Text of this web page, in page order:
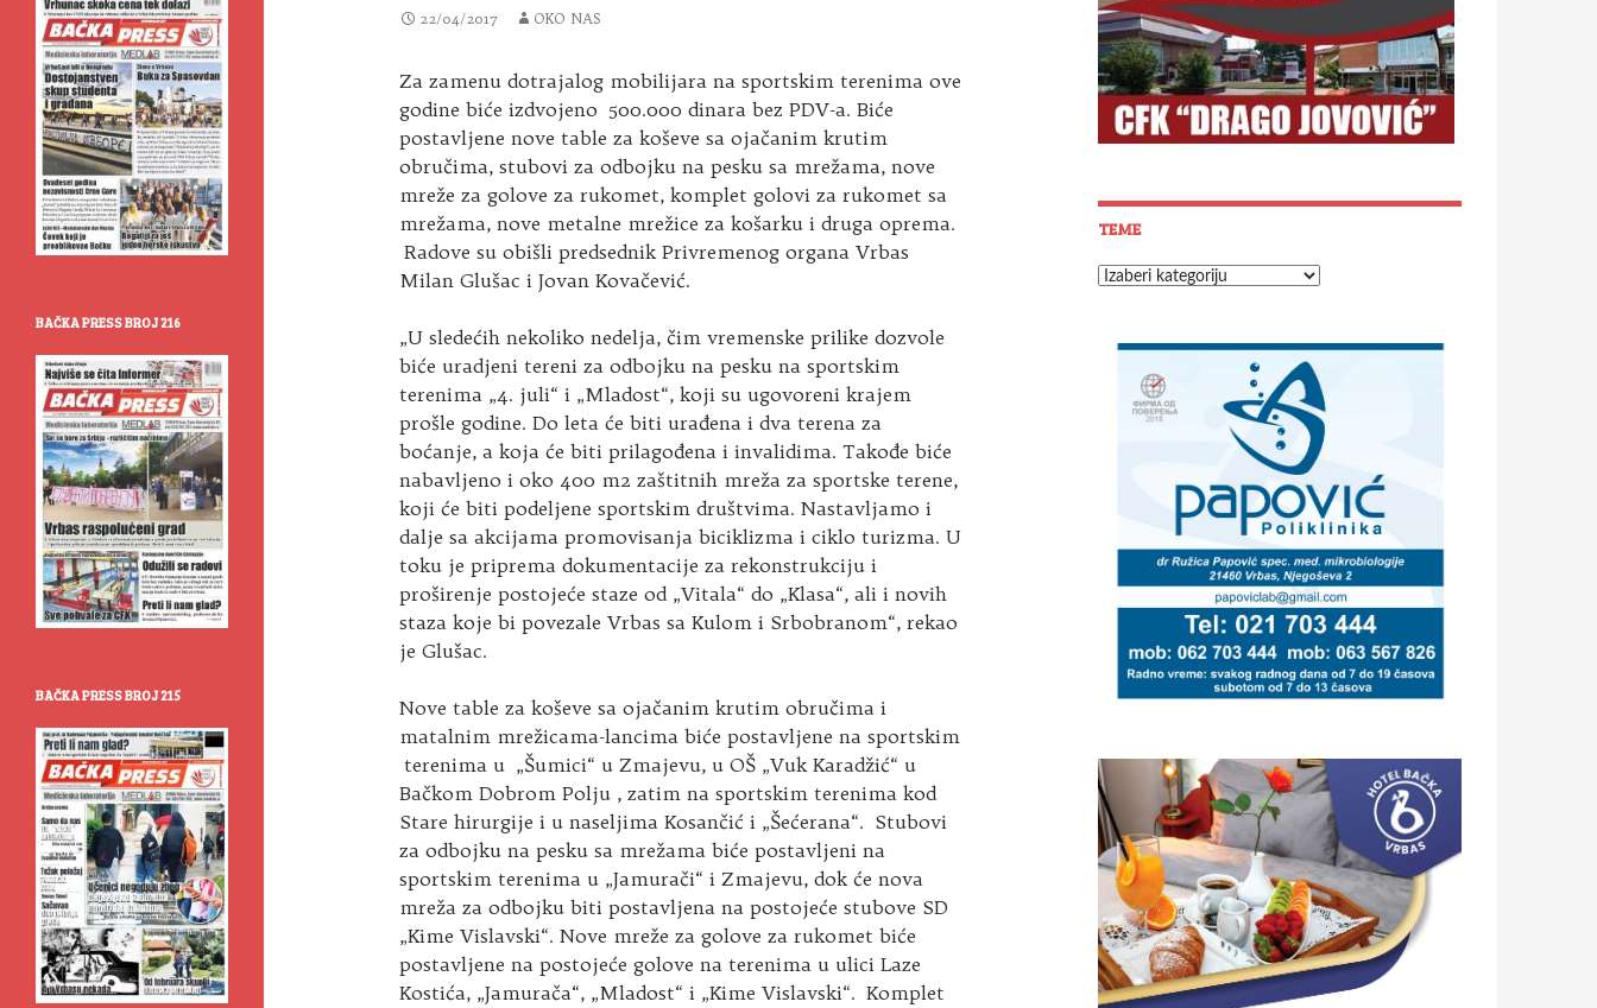
22/04/2017 OKO NAS
Za zamenu dotrajalog mobilijara na sportskim terenima ove
godine biće izdvojeno 500.000 dinara bez PDV-a. Biće
postavljene nove table za koševe sa ojačanim krutim
obručima, stubovi za odbojku na pesku sa mrežama, nove
mreže za golove za rukomet, komplet golovi za rukomet sa
mrežama, nove metalne mrežice za košarku i druga oprema.
Radove su obišli predsednik Privremenog organa Vrbas
Milan Glušac i Jovan Kovačević.
„U sledećih nekoliko nedelja, čim vremenske prilike dozvole
biće uradjeni tereni za odbojku na pesku na sportskim
terenima „4. juli“ i „Mladost“, koji su ugovoreni krajem
prošle godine. Do leta će biti urađena i dva terena za
boćanje, a koja će biti prilagođena i invalidima. Takođe biće
nabavljeno i oko 400 m2 zaštitnih mreža za sportske terene,
koji će biti podeljene sportskim društvima. Nastavljamo i
dalje sa akcijama promovisanja biciklizma i ciklo turizma. U
toku je priprema dokumentacije za rekonstrukciju i
proširenje postojeće staze od „Vitala“ do „Klasa“, ali i novih
staza koje bi povezale Vrbas sa Kulom i Srbobranom“, rekao
je Glušac.
Nove table za koševe sa ojačanim krutim obručima i
matalnim mrežicama-lancima biće postavljene na sportskim
terenima u „Šumici“ u Zmajevu, u OŠ „Vuk Karadžić“ u
Bačkom Dobrom Polju , zatim na sportskim terenima kod
Stare hirurgije i u naseljima Kosančić i „Šećerana“. Stubovi
za odbojku na pesku sa mrežama biće postavljeni na
sportskim terenima u „Jamurači“ i Zmajevu, dok će nova
mreža za odbojku biti postavljena na postojeće stubove SD
„Kime Vislavski“. Nove mreže za golove za rukomet biće
postavljene na postojeće golove na terenima u ulici Laze
Kostića, „Jamurača“, „Mladost“ i „Kime Vislavski“. Komplet
TEME
Teme
BAČKA PRESS BROJ 216
BAČKA PRESS BROJ 215